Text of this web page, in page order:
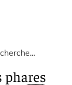
phares